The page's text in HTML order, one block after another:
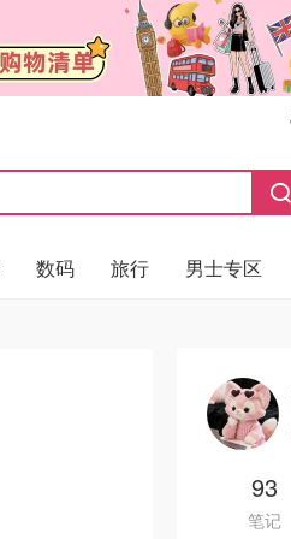
数码 旅行 男士专区
93
笔记